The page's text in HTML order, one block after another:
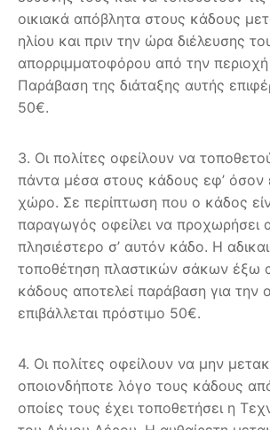
οικιακά απόβλητα στους κάδους
ηλίου και πριν την ώρα διέλευσης
απορριμματοφόρου από την
Παράβαση της διάταξης αυτής
50€.
3. Οι πολίτες οφείλουν να
πάντα μέσα στους κάδους εφ’ όσον
χώρο. Σε περίπτωση που ο κάδος
παραγωγός οφείλει να προχωρήσει
πλησιέστερο σ’ αυτόν κάδο. Η
τοποθέτηση πλαστικών σάκων έξω
κάδους αποτελεί παράβαση για την
επιβάλλεται πρόστιμο 50€.
4. Οι πολίτες οφείλουν να μην
οποιονδήποτε λόγο τους κάδους από
οποίες τους έχει τοποθετήσει η